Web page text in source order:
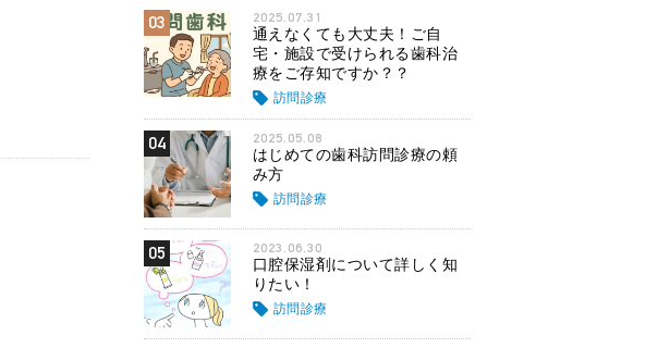
03 2025.07.31
通えなくても大丈夫！ご自
宅・施設で受けられる歯科治
療をご存知ですか？？
訪問診療
04 2025.05.08
はじめての歯科訪問診療の頼
み方
訪問診療
05 2023.06.30
口腔保湿剤について詳しく知
りたい！
訪問診療